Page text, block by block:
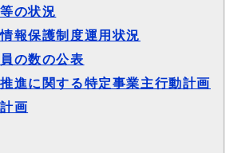
の状況
報保護制度運用状況
の数の公表
進に関する特定事業主行動計画
画